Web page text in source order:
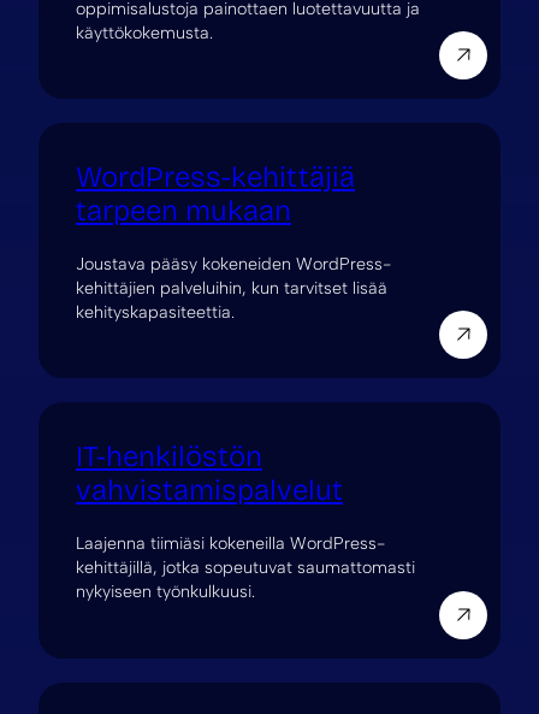
oppimisalustoja painottaen luotettavuutta ja
käyttökokemusta.
WordPress-kehittäjiä
tarpeen mukaan
Joustava pääsy kokeneiden WordPress-
kehittäjien palveluihin, kun tarvitset lisää
kehityskapasiteettia.
IT-henkilöstön
vahvistamispalvelut
Laajenna tiimiäsi kokeneilla WordPress-
kehittäjillä, jotka sopeutuvat saumattomasti
nykyiseen työnkulkuusi.